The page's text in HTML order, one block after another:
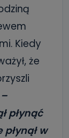
Kiedy
że
–
płynąć
w